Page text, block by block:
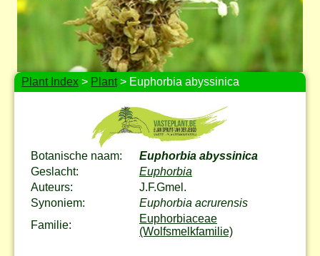
Plant Index > Plant> Euphorbia abyssinica
Botanische naam:
Euphorbia abyssinica
Geslacht:
Euphorbia
Auteurs:
J.F.Gmel.
Synoniem:
Euphorbia acrurensis
Familie:
Euphorbiaceae
(Wolfsmelkfamilie)